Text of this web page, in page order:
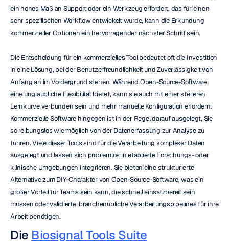
ein hohes Maß an Support oder ein Werkzeug erfordert, das für einen
sehr spezifischen Workflow entwickelt wurde, kann die Erkundung
kommerzieller Optionen ein hervorragender nächster Schritt sein.
Die Entscheidung für ein kommerzielles Tool bedeutet oft die Investition
in eine Lösung, bei der Benutzerfreundlichkeit und Zuverlässigkeit von
Anfang an im Vordergrund stehen. Während Open-Source-Software
eine unglaubliche Flexibilität bietet, kann sie auch mit einer steileren
Lernkurve verbunden sein und mehr manuelle Konfiguration erfordern.
Kommerzielle Software hingegen ist in der Regel darauf ausgelegt, Sie
so reibungslos wie möglich von der Datenerfassung zur Analyse zu
führen. Viele dieser Tools sind für die Verarbeitung komplexer Daten
ausgelegt und lassen sich problemlos in etablierte Forschungs- oder
klinische Umgebungen integrieren. Sie bieten eine strukturierte
Alternative zum DIY-Charakter von Open-Source-Software, was ein
großer Vorteil für Teams sein kann, die schnell einsatzbereit sein
müssen oder validierte, branchenübliche Verarbeitungspipelines für ihre
Arbeit benötigen.
Die Biosignal Tools Suite